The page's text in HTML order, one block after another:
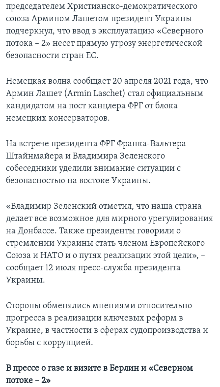
председателем Христианско-демократического
союза Армином Лашетом президент Украины
подчеркнул, что ввод в эксплуатацию «Северного
потока – 2» несет прямую угрозу энергетической
безопасности стран ЕС.
Немецкая волна сообщает 20 апреля 2021 года, что
Армин Лашет (Armin Laschet) стал официальным
кандидатом на пост канцлера ФРГ от блока
немецких консерваторов.
На встрече президента ФРГ Франка-Вальтера
Штайнмайера и Владимира Зеленского
собеседники уделили внимание ситуации с
безопасностью на востоке Украины.
«Владимир Зеленский отметил, что наша страна
делает все возможное для мирного урегулирования
на Донбассе. Также президенты говорили о
стремлении Украины стать членом Европейского
Союза и НАТО и о путях реализации этой цели», –
сообщает 12 июля пресс-служба президента
Украины.
Стороны обменялись мнениями относительно
прогресса в реализации ключевых реформ в
Украине, в частности в сферах судопроизводства и
борьбы с коррупцией.
В прессе о газе и визите в Берлин и «Северном
потоке – 2»